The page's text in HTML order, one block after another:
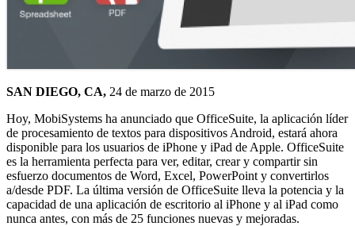
SAN DIEGO, CA, 24 de marzo de 2015
Hoy, MobiSystems ha anunciado que OfficeSuite, la aplicación líder
de procesamiento de textos para dispositivos Android, estará ahora
disponible para los usuarios de iPhone y iPad de Apple. OfficeSuite
es la herramienta perfecta para ver, editar, crear y compartir sin
esfuerzo documentos de Word, Excel, PowerPoint y convertirlos
a/desde PDF. La última versión de OfficeSuite lleva la potencia y la
capacidad de una aplicación de escritorio al iPhone y al iPad como
nunca antes, con más de 25 funciones nuevas y mejoradas.